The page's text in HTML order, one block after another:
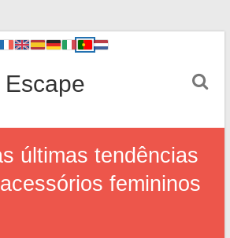
últimas tendências
femininos